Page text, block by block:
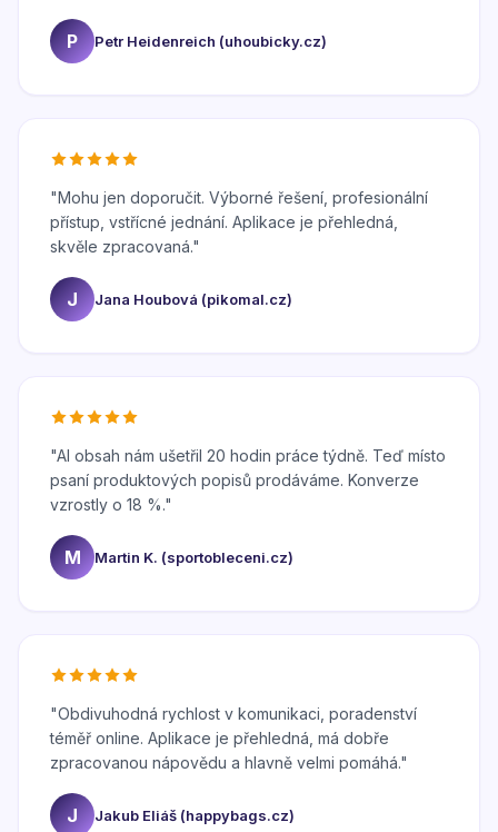
P Petr Heidenreich (uhoubicky.cz)
"Mohu jen doporučit. Výborné řešení, profesionální
přístup, vstřícné jednání. Aplikace je přehledná,
skvěle zpracovaná."
J Jana Houbová (pikomal.cz)
"AI obsah nám ušetřil 20 hodin práce týdně. Teď místo
psaní produktových popisů prodáváme. Konverze
vzrostly o 18 %."
M Martin K. (sportobleceni.cz)
"Obdivuhodná rychlost v komunikaci, poradenství
téměř online. Aplikace je přehledná, má dobře
zpracovanou nápovědu a hlavně velmi pomáhá."
J Jakub Eliáš (happybags.cz)